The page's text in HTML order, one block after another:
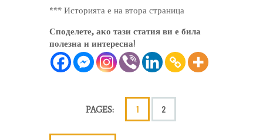
*** Историята е на втора страница
Споделете, ако тази статия ви е била
полезна и интересна!
PAGES: 1 2